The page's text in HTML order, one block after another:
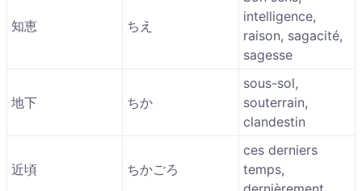
知恵 ちえ
intelligence,
raison, sagacité,
sagesse
地下 ちか
sous-sol,
souterrain,
clandestin
近頃 ちかごろ
ces derniers
temps,